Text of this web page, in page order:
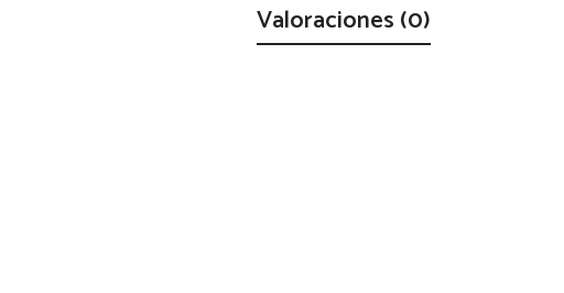
Valoraciones (0)